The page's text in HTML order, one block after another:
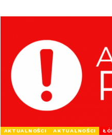
AKTUALNOŚCI AKTUALNOŚCI